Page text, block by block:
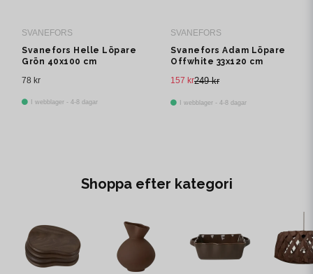
SVANEFORS
Svanefors Helle Löpare
Grön 40x100 cm
78 kr
I webblager - 4-8 dagar
SVANEFORS
Svanefors Adam Löpare
Offwhite 33x120 cm
249 kr
157 kr
I webblager - 4-8 dagar
Shoppa efter kategori